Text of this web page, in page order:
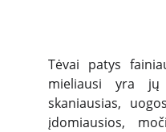
Tėvai patys
mieliausi yra jų
skaniausias,
įdomiausios,